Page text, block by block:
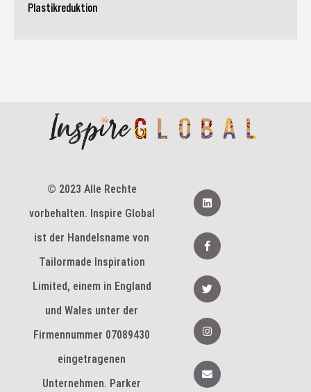
Plastikreduktion
© 2023 Alle Rechte
vorbehalten. Inspire Global
ist der Handelsname von
Tailormade Inspiration
Limited, einem in England
und Wales unter der
Firmennummer 07089430
eingetragenen
Unternehmen. Parker
L
i
n
e
d
F
a
c
b
o
-
f
T
w
i
t
e
r
n
s
a
g
r
U
m
s